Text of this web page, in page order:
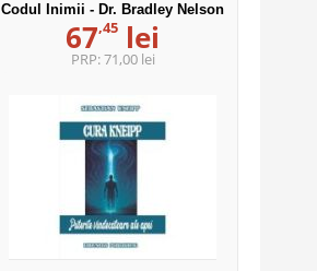
Codul Inimii - Dr. Bradley Nelson
67,45 lei
PRP:71,00 lei